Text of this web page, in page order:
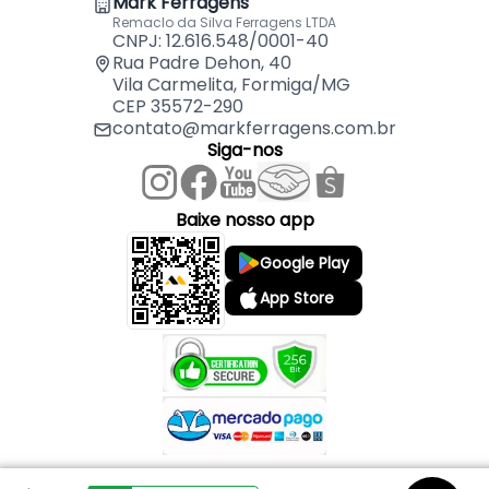
Remaclo da Silva Ferragens LTDA
CNPJ: 12.616.548/0001-40
Rua Padre Dehon, 40
Vila Carmelita, Formiga/MG
CEP 35572-290
contato@markferragens.com.br
Siga-nos
Baixe nosso app
Google Play
App Store